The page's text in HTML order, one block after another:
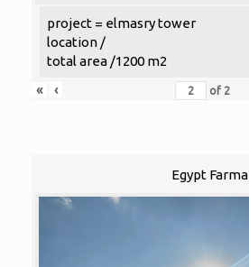
project = elmasry tower
location /
total area /1200 m2
«
‹ of 2
Egypt Farma